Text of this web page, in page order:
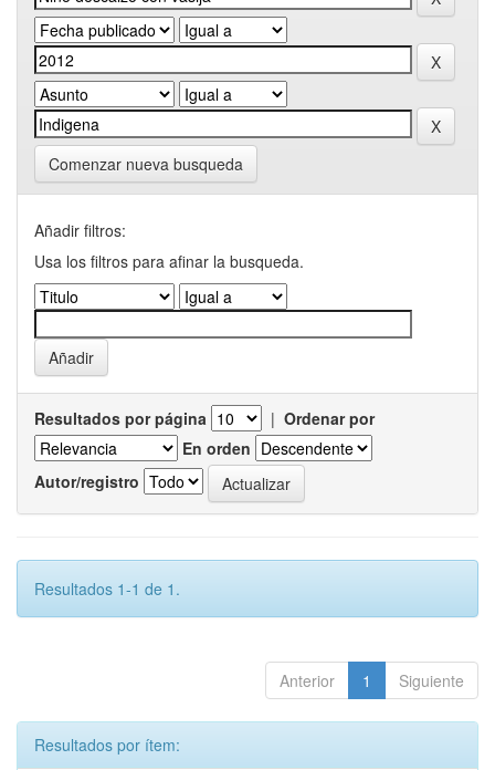
Comenzar nueva busqueda
Añadir filtros:
Usa los filtros para afinar la busqueda.
Resultados por página | Ordenar por
En orden
Autor/registro
Resultados 1-1 de 1.
Anterior 1 Siguiente
Resultados por ítem: